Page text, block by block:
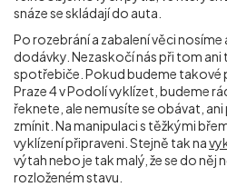
snáze se skládají do auta.
Po rozebrání a zabalení věci nosíme
dodávky. Nezaskočí nás při tom ani
spotřebiče. Pokud budeme takové
Praze 4 v Podolí vyklízet, budeme
řeknete, ale nemusíte se obávat,
zmínit. Na manipulaci s těžkými
vyklízení připraveni. Stejně tak na
výtah nebo je tak malý, že se do něj
rozloženém stavu.